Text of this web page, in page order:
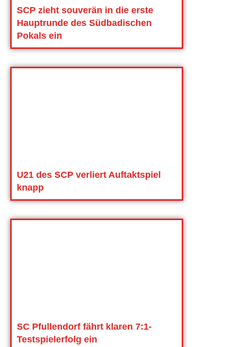
SCP zieht souverän in die erste
Hauptrunde des Südbadischen
Pokals ein
U21 des SCP verliert Auftaktspiel
knapp
SC Pfullendorf fährt klaren 7:1-
Testspielerfolg ein